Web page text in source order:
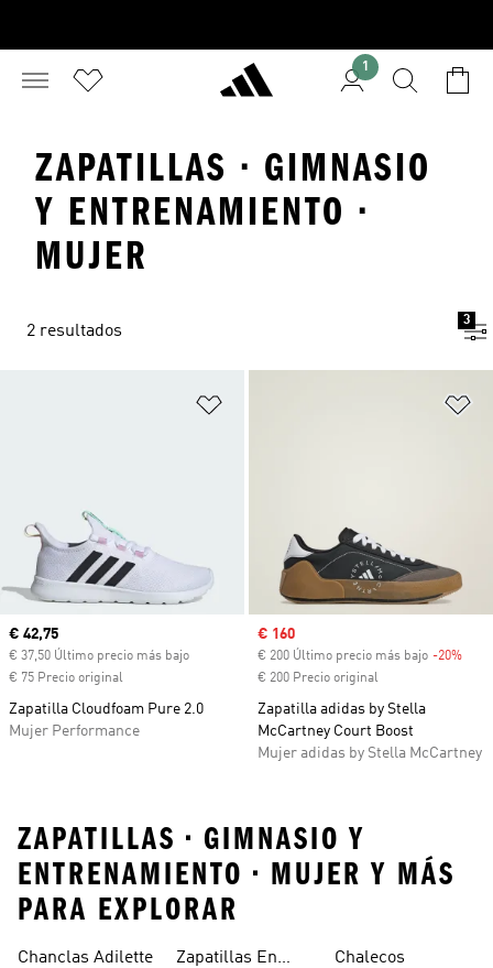
1
ZAPATILLAS · GIMNASIO
Y ENTRENAMIENTO ·
MUJER
2 resultados
3
Precio actual
€ 42,75
€ 37,50 Último precio más bajo
€ 75 Precio original
Zapatilla Cloudfoam Pure 2.0
Mujer Performance
Precio de venta
€ 160
€ 200 Último precio más bajo -20%
€ 200 Precio original
Zapatilla adidas by Stella
McCartney Court Boost
Mujer adidas by Stella McCartney
ZAPATILLAS • GIMNASIO Y
ENTRENAMIENTO • MUJER Y MÁS
PARA EXPLORAR
Chanclas Adilette
Zapatillas En
Chalecos